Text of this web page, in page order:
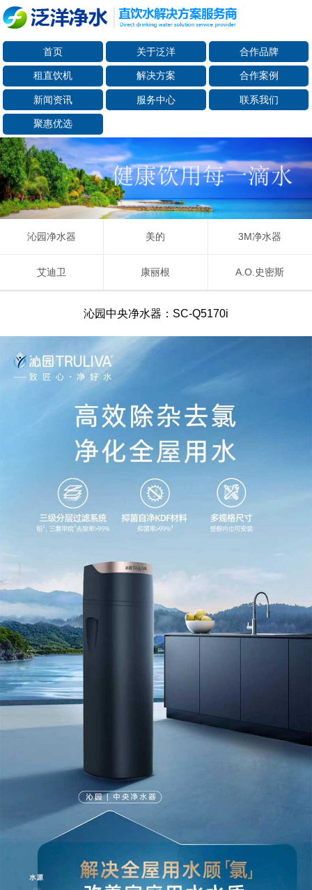
首页 关于泛洋 合作品牌
租直饮机 解决方案 合作案例
新闻资讯 服务中心 联系我们
聚惠优选
沁园净水器 美的 3M净水器
艾迪卫 康丽根 A.O.史密斯
沁园中央净水器：SC-Q5170i